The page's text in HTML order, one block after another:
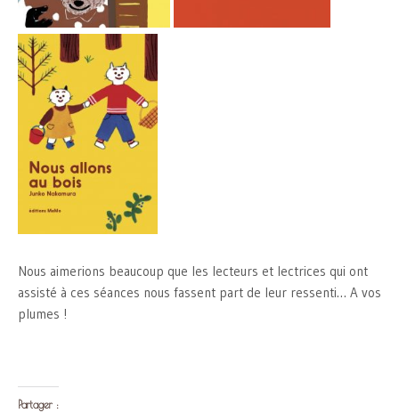
Nous aimerions beaucoup que les lecteurs et lectrices qui ont
assisté à ces séances nous fassent part de leur ressenti… A vos
plumes !
Partager :